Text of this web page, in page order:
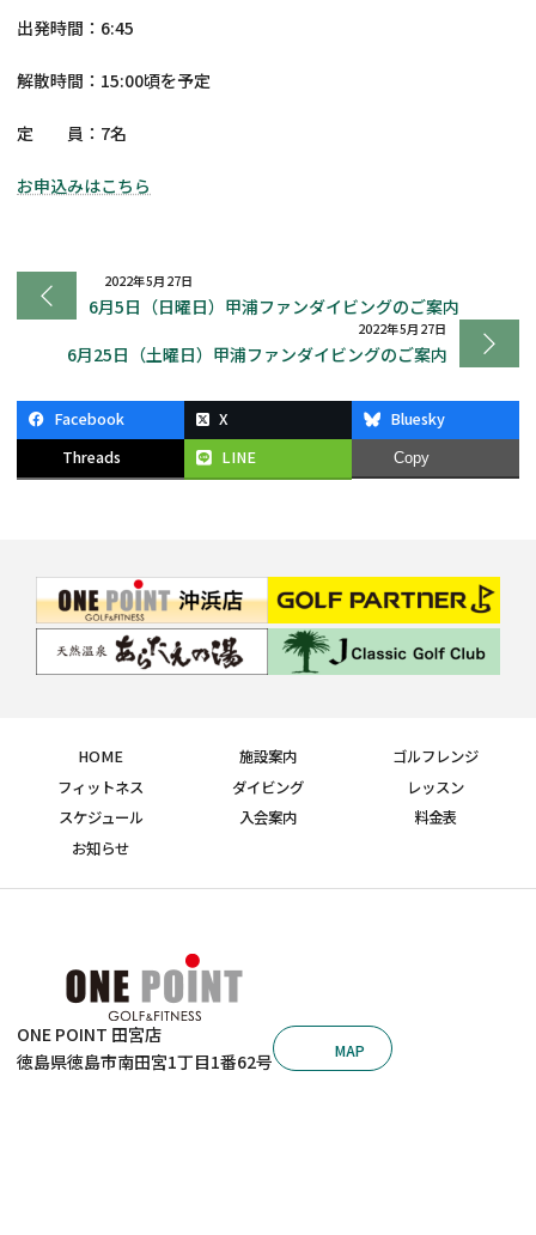
出発時間：6:45
解散時間：15:00頃を予定
定 員：7名
お申込みはこちら
2022年5月27日
6月5日（日曜日）甲浦ファンダイビングのご案内
2022年5月27日
6月25日（土曜日）甲浦ファンダイビングのご案内
Facebook X
Bluesky
Threads
LINE Copy
HOME 施設案内
ゴルフレンジ
フィットネス
ダイビング
レッスン
スケジュール
入会案内
料金表
お知らせ
ONE POINT 田宮店
徳島県徳島市南田宮1丁目1番62号
MAP